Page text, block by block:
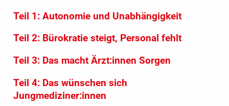
Teil 1: Autonomie und Unabhängigkeit
Teil 2: Bürokratie steigt, Personal fehlt
Teil 3: Das macht Ärzt:innen Sorgen
Teil 4: Das wünschen sich
Jungmediziner:innen